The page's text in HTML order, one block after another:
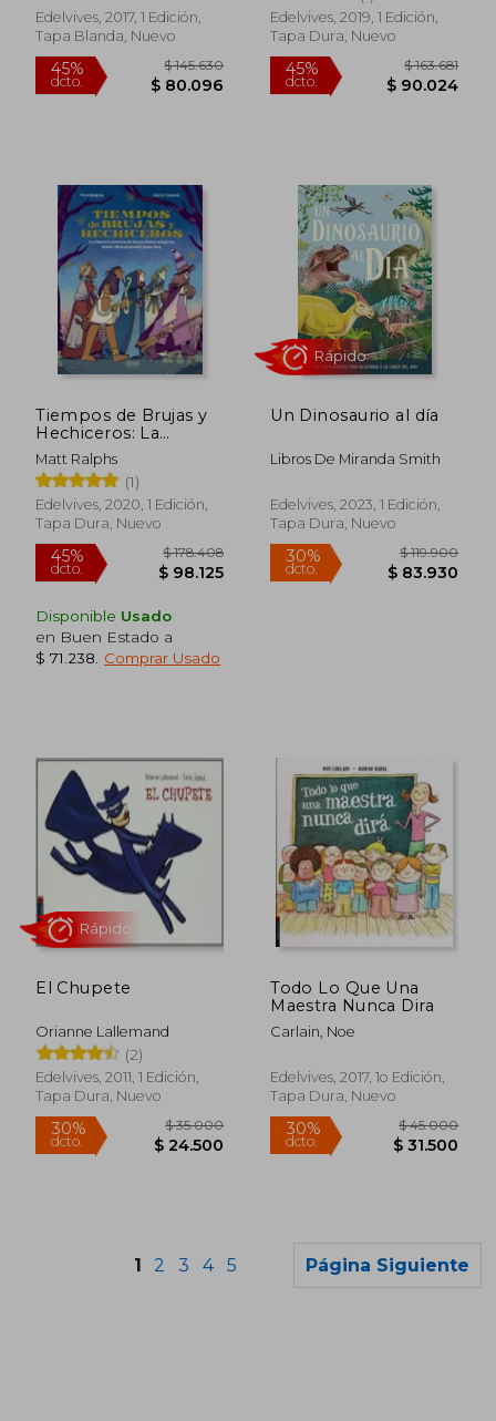
45%
dcto.
$ 111.728
$ 61.450
45%
dcto.
30%
dcto.
$ 39.000 30%
dcto.
$
$
Edelvives, 2017, 1 Edición,
Tapa Blanda, Nuevo
Edelvives, 2019, 1 Edición,
Tapa Dura, Nuevo
Tiempos de Brujas y
Hechiceros: La
Historia Secreta de
los Poderes Mágicos
Desde Mesopotamia
Hasta hoy
Matt Ralphs
(1)
Edelvives, 2020, 1 Edición,
Tapa Dura, Nuevo
Disponible Usado
en Buen Estado a
$ 71.238
Comprar Usado
Un Dinosaurio al día
Libros De Miranda Smith
Edelvives, 2023, 1 Edición,
Tapa Dura, Nuevo
El Chupete
Orianne Lallemand
(2)
Edelvives, 2011, 1 Edición,
Tapa Dura, Nuevo
Todo Lo Que Una
Maestra Nunca Dira
Carlain, Noe
Edelvives, 2017, 1o Edición,
Tapa Dura, Nuevo
1 2 3 4 5 Página Siguiente